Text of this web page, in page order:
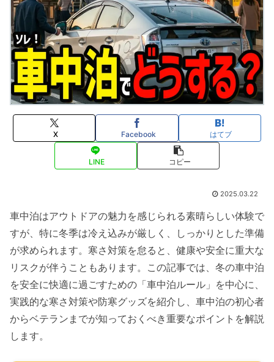
X Facebook はてブ
LINE コピー
2025.03.22
車中泊はアウトドアの魅力を感じられる素晴らしい体験で
すが、特に冬季は冷え込みが厳しく、しっかりとした準備
が求められます。寒さ対策を怠ると、健康や安全に重大な
リスクが伴うこともあります。この記事では、冬の車中泊
を安全に快適に過ごすための「車中泊ルール」を中心に、
実践的な寒さ対策や防寒グッズを紹介し、車中泊の初心者
からベテランまでが知っておくべき重要なポイントを解説
します。